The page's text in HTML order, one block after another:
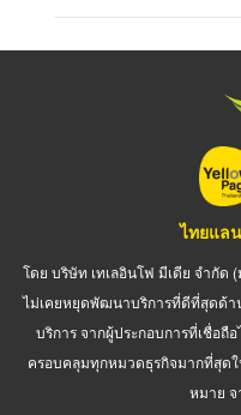
ไทยแล
โดย บริษัท เทเลอินโฟ มีเดีย จำกัด
ไม่เคยหยุดพัฒนาบริการที่ดีที่สุดด้า
บริการ จากผู้ประกอบการที่เชื่อถื
ครอบคลุมทุกหมวดธุรกิจมากที่สุดใ
หมาย